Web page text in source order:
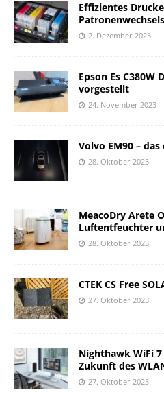
Effizientes
Patronenwechsels
2. Dezember 2023
Epson Es C380W
vorgestellt
24. November 2023
Volvo EM90 –
28. Oktober 2023
MeacoDry Arete
Luftentfeuchter
28. Oktober 2023
CTEK CS Free
27. Oktober 2023
Nighthawk WiFi 7
Zukunft des
27. Oktober 2023